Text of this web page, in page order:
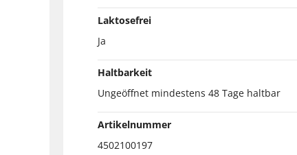
Laktosefrei
Ja
Haltbarkeit
Ungeöffnet mindestens 48 Tage haltbar
Artikelnummer
4502100197